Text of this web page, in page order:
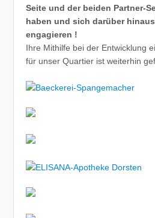
Seite und der beiden Partner-
haben und sich darüber
engagieren !
Ihre Mithilfe bei der Entwicklung
für unser Quartier ist weiterhin